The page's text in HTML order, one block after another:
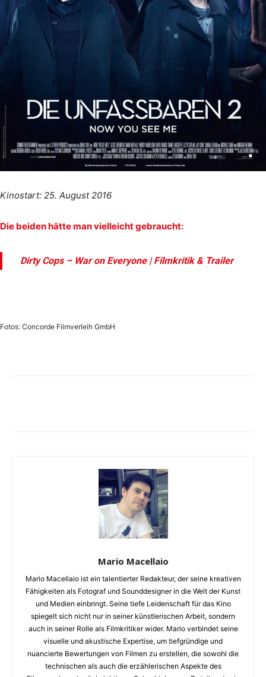
Kinostart: 25. August 2016
Die beiden hätte man vielleicht gebraucht:
Dirty Cops – War on Everyone | Filmkritik & Trailer
Fotos: Concorde Filmverleih GmbH
Mario Macellaio
Mario Macellaio ist ein talentierter Redakteur, der seine kreativen
Fähigkeiten als Fotograf und Sounddesigner in die Welt der Kunst
und Medien einbringt. Seine tiefe Leidenschaft für das Kino
spiegelt sich nicht nur in seiner künstlerischen Arbeit, sondern
auch in seiner Rolle als Filmkritiker wider. Mario verbindet seine
visuelle und akustische Expertise, um tiefgründige und
nuancierte Bewertungen von Filmen zu erstellen, die sowohl die
technischen als auch die erzählerischen Aspekte des